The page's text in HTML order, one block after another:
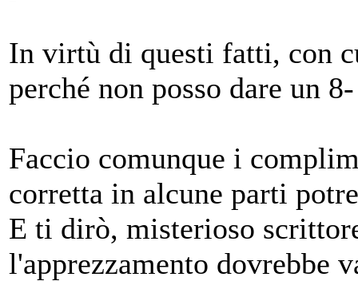
In virtù di questi fatti, con
perché non posso dare un
Faccio comunque i
corretta in alcune parti
E ti dirò, misterioso
l'apprezzamento dovrebbe